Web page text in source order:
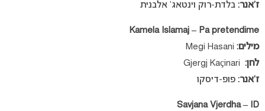
ז’אנר: בלדת-רוק וינטאג’ אלבנית
Kamela Islamaj – Pa pretendime
מילים:
לחן:
ז’אנר: פופ-דיסקו
Savjana Vjerdha – ID